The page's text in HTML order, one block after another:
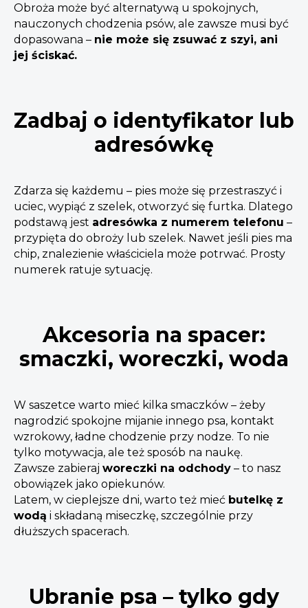
Obroża może być alternatywą u spokojnych,
nauczonych chodzenia psów, ale zawsze musi być
dopasowana – nie może się zsuwać z szyi, ani
jej ściskać.
Zadbaj o identyfikator lub
adresówkę
Zdarza się każdemu – pies może się przestraszyć i
uciec, wypiąć z szelek, otworzyć się furtka. Dlatego
podstawą jest adresówka z numerem telefonu –
przypięta do obroży lub szelek. Nawet jeśli pies ma
chip, znalezienie właściciela może potrwać. Prosty
numerek ratuje sytuację.
Akcesoria na spacer:
smaczki, woreczki, woda
W saszetce warto mieć kilka smaczków – żeby
nagrodzić spokojne mijanie innego psa, kontakt
wzrokowy, ładne chodzenie przy nodze. To nie
tylko motywacja, ale też sposób na naukę.
Zawsze zabieraj woreczki na odchody – to nasz
obowiązek jako opiekunów.
Latem, w cieplejsze dni, warto też mieć butelkę z
wodą i składaną miseczkę, szczególnie przy
dłuższych spacerach.
Ubranie psa – tylko gdy